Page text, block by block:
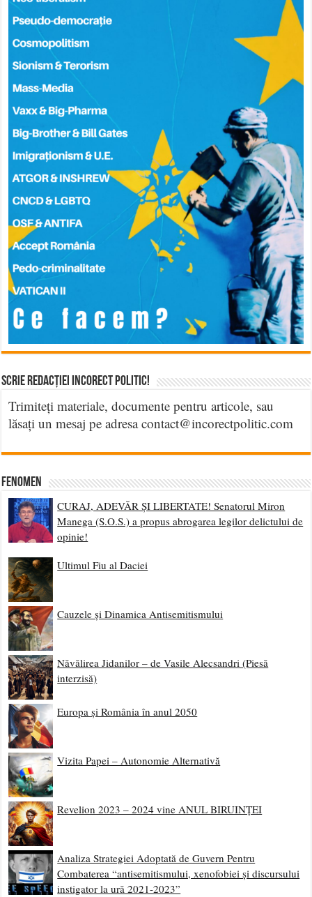
Scrie Redacției Incorect Politic!
Trimiteți materiale, documente pentru articole, sau
lăsați un mesaj pe adresa contact@incorectpolitic.com
Fenomen
CURAJ, ADEVĂR ȘI LIBERTATE! Senatorul Miron
Manega (S.O.S.) a propus abrogarea legilor delictului de
opinie!
Ultimul Fiu al Daciei
Cauzele și Dinamica Antisemitismului
Năvălirea Jidanilor – de Vasile Alecsandri (Piesă
interzisă)
Europa și România în anul 2050
Vizita Papei – Autonomie Alternativă
Revelion 2023 – 2024 vine ANUL BIRUINȚEI
Analiza Strategiei Adoptată de Guvern Pentru
Combaterea “antisemitismului, xenofobiei și discursului
instigator la ură 2021-2023”